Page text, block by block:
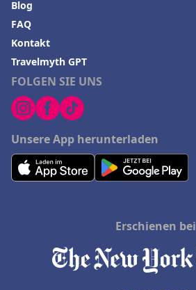
FOLGEN SIE UNS
Unsere App herunterladen
Blog
FAQ
Kontakt
Travelmyth GPT
Erschienen bei